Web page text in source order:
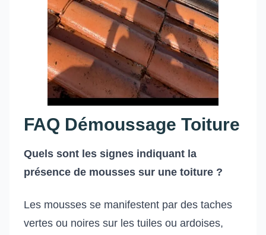
FAQ Démoussage Toiture
Quels sont les signes indiquant la
présence de mousses sur une toiture ?
Les mousses se manifestent par des taches
vertes ou noires sur les tuiles ou ardoises,